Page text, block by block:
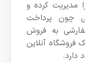
مدیریت کرده و
چون پرداخت
به فروش
فروشگاه آنلاین
دارد.